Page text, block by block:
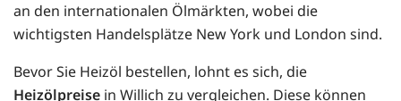
an den internationalen Ölmärkten, wobei die
wichtigsten Handelsplätze New York und London sind.
Bevor Sie Heizöl bestellen, lohnt es sich, die
Heizölpreise in Willich zu vergleichen. Diese können